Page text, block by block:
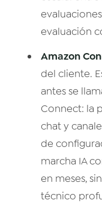
evaluación
Amazon
del cliente.
antes se
Connect: la
chat y
de
marcha IA
en meses,
técnico